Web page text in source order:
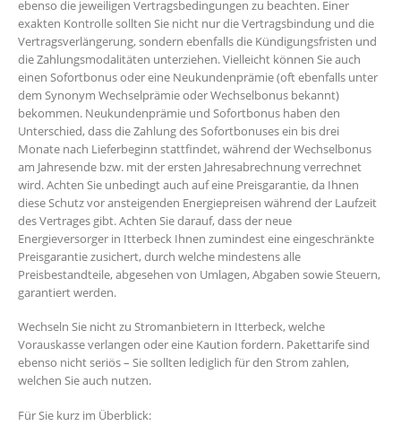
ebenso die jeweiligen Vertragsbedingungen zu beachten. Einer
exakten Kontrolle sollten Sie nicht nur die Vertragsbindung und die
Vertragsverlängerung, sondern ebenfalls die Kündigungsfristen und
die Zahlungsmodalitäten unterziehen. Vielleicht können Sie auch
einen Sofortbonus oder eine Neukundenprämie (oft ebenfalls unter
dem Synonym Wechselprämie oder Wechselbonus bekannt)
bekommen. Neukundenprämie und Sofortbonus haben den
Unterschied, dass die Zahlung des Sofortbonuses ein bis drei
Monate nach Lieferbeginn stattfindet, während der Wechselbonus
am Jahresende bzw. mit der ersten Jahresabrechnung verrechnet
wird. Achten Sie unbedingt auch auf eine Preisgarantie, da Ihnen
diese Schutz vor ansteigenden Energiepreisen während der Laufzeit
des Vertrages gibt. Achten Sie darauf, dass der neue
Energieversorger in Itterbeck Ihnen zumindest eine eingeschränkte
Preisgarantie zusichert, durch welche mindestens alle
Preisbestandteile, abgesehen von Umlagen, Abgaben sowie Steuern,
garantiert werden.
Wechseln Sie nicht zu Stromanbietern in Itterbeck, welche
Vorauskasse verlangen oder eine Kaution fordern. Pakettarife sind
ebenso nicht seriös – Sie sollten lediglich für den Strom zahlen,
welchen Sie auch nutzen.
Für Sie kurz im Überblick: